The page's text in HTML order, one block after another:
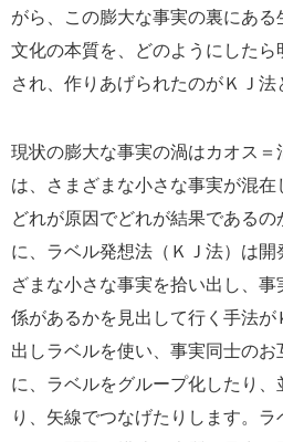
がら、この膨大な事実の裏にあ
文化の本質を、どのようにした
され、作りあげられたのがＫＪ法
現状の膨大な事実の渦はカオス
は、さまざまな小さな事実が混
どれが原因でどれが結果である
に、ラベル発想法（ＫＪ法）は
ざまな小さな事実を拾い出し、
係があるかを見出して行く手法
出しラベルを使い、事実同士の
に、ラベルをグループ化したり
り、矢線でつなげたりします。